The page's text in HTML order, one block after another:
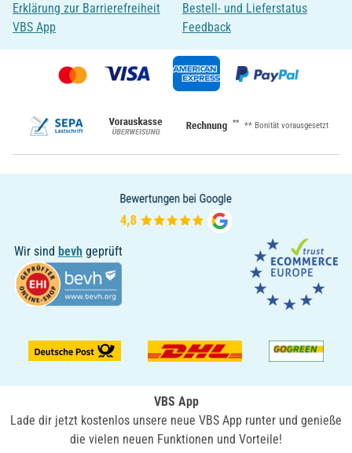
Erklärung zur Barrierefreiheit
VBS App
Bestell- und Lieferstatus
Feedback
** ** Bonität vorausgesetzt
Wir sind bevh geprüft
VBS App
Lade dir jetzt kostenlos unsere neue VBS App runter und genieße
die vielen neuen Funktionen und Vorteile!